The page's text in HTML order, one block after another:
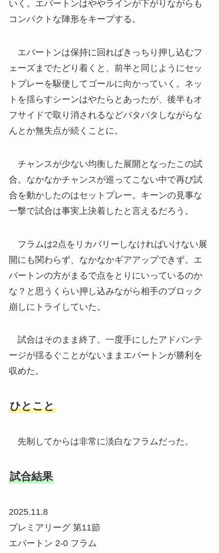
いく。エバートンはややラインが下がりながらも
コンパクトな陣形をキープする。
エバートンは保持に回ればきっちり押し込むフ
ェーズまでたどり着くと、前半と同じようにセッ
トプレーを駆使してゴールに向かっていく。ネッ
トを揺らすシーンはやたらとあったが、後半もオ
フサイドで取り消されるなどバタバタしながらな
んとか無失点が続くことに。
チャンスが少ない均衡した展開となったこの試
合。なかなかチャンスが巡ってこない中で再び試
合を動かしたのはセットプレー。キーンの見事な
一撃で試合は事実上決着したと言えるだろう。
フラムは2点をリカバリーしなければいけない展
開にも関わらず、なかなかギアアップできず。エ
バートンの方がまるで点をとりにいっているのか
な？と思うくらい押し込みながら相手のブロック
崩しにトライしていた。
試合はそのまま終了。一度手にしたアドバンテ
ージが揺るぐことがないままエバートンが勝利を
収めた。
ひとこと
先制してからは非常に淡白なフラムだった。
試合結果
2025.11.8
プレミアリーグ 第11節
エバートン 2-0 フラム